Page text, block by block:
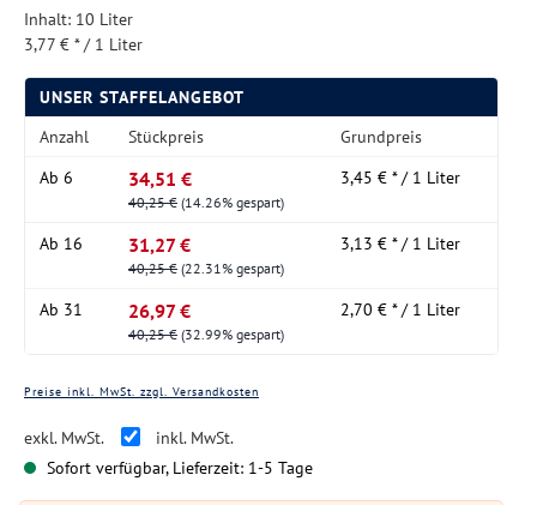
Inhalt: 10 Liter
3,77 € * / 1 Liter
UNSER STAFFELANGEBOT
Anzahl
Stückpreis
Grundpreis
Ab 6 34,51 €
40,25 € (14.26% gespart)
3,45 € * / 1 Liter
Ab 16 31,27 €
40,25 € (22.31% gespart)
3,13 € * / 1 Liter
Ab 31 26,97 €
40,25 € (32.99% gespart)
2,70 € * / 1 Liter
Preise inkl. MwSt. zzgl. Versandkosten
exkl. MwSt.
inkl. MwSt.
Sofort verfügbar, Lieferzeit: 1-5 Tage